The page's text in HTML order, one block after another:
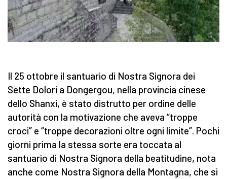
Il 25 ottobre il santuario di Nostra Signora dei
Sette Dolori a Dongergou, nella provincia cinese
dello Shanxi, è stato distrutto per ordine delle
autorità con la motivazione che aveva “troppe
croci” e “troppe decorazioni oltre ogni limite”. Pochi
giorni prima la stessa sorte era toccata al
santuario di Nostra Signora della beatitudine, nota
anche come Nostra Signora della Montagna, che si